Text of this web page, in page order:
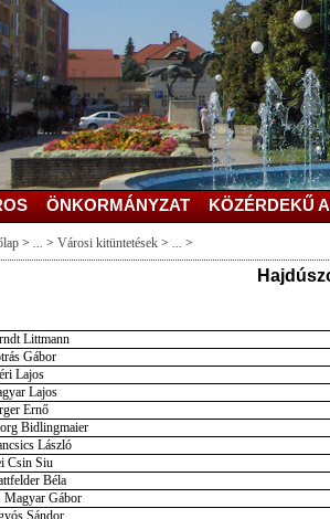
ÖNKORMÁNYZAT KÖZÉRDEKŰ
> ... > Városi kitüntetések > ... >
Littmann
Gábor
Lajos
Lajos
Ernő
Bidlingmaier
László
Csin Siu
Béla
Magyar Gábor
Sándor